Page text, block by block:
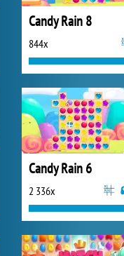
Candy Rain 8
844x
Candy Rain 6
2 336x